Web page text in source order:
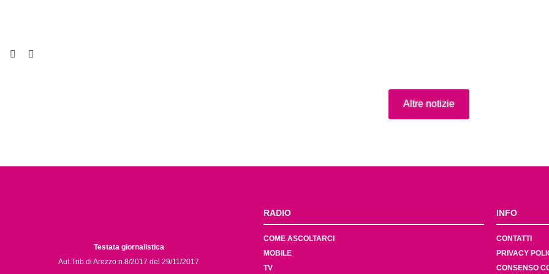
Altre notizie
Testata giornalistica
Aut.Trib.di Arezzo n.8/2017 del 29/11/2017
RADIO
COME ASCOLTARCI
MOBILE
TV
INFO
CONTATTI
PRIVACY
CONSENSO